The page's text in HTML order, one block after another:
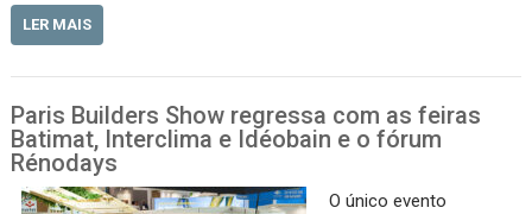
LER MAIS
Paris Builders Show regressa com as feiras
Batimat, Interclima e Idéobain e o fórum
Rénodays
O único evento